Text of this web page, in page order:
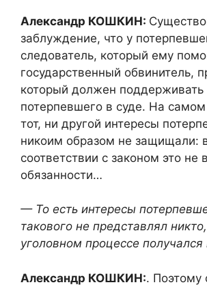
Александр КОШКИН:
заблуждение, что у
следователь, который ему
государственный обвинитель,
который должен поддерживать
потерпевшего в суде. На
тот, ни другой интересы
никоим образом не защищали:
соответствии с законом это не
обязанности…
— То есть интересы
такового не представлял
уголовном процессе
Александр КОШКИН:. Поэтому